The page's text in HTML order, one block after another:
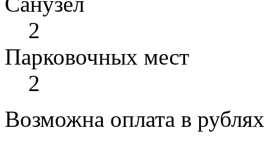
2
Парковочных мест
2
Возможна оплата в